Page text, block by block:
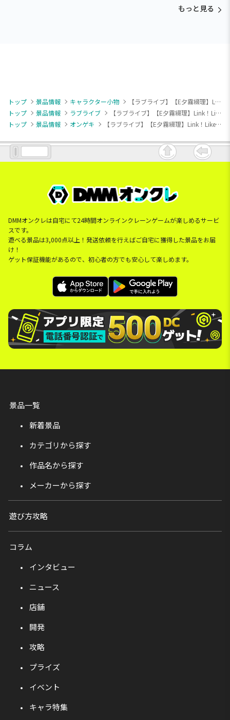
もっと見る
トップ 景品情報 キャラクター小物
【ラブライブ】【E夕霧綴理】Link！Like！ラブライブ！×オンゲキ キラキラハート型缶バッジ(EX)
トップ
景品情報 ラブライブ
【ラブライブ】【E夕霧綴理】Link！Like！ラブライブ！×オンゲキ キラキラハート型缶バッジ(EX)
トップ
景品情報 オンゲキ 【ラブライブ】【E夕霧綴理】Link！Like！ラブライブ！×オンゲキ キラキラハート型缶バッジ(EX)
DMMオンクレは自宅にて24時間オンラインクレーンゲームが楽しめるサービ
スです。
遊べる景品は3,000点以上！発送依頼を行えばご自宅に獲得した景品をお届
け！
ゲット保証機能があるので、初心者の方でも安心して楽しめます。
景品一覧
新着景品
カテゴリから探す
作品名から探す
メーカーから探す
遊び方攻略
コラム
インタビュー
ニュース
店舗
開発
攻略
プライズ
イベント
キャラ特集